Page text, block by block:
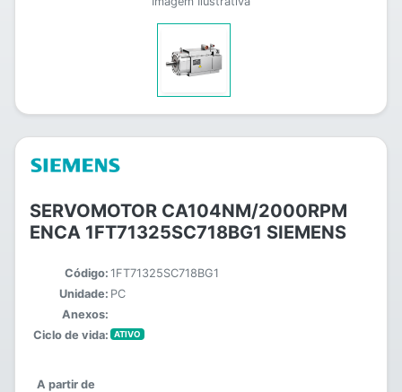
SERVOMOTOR CA104NM/2000RPM
ENCA 1FT71325SC718BG1 SIEMENS
Código: 1FT71325SC718BG1
Unidade: PC
Anexos:
Ciclo de vida:
ATIVO
A partir de